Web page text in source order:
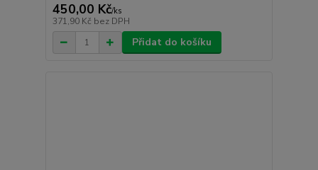
450,00 Kč/ks
371,90 Kč bez DPH
Přidat do košíku